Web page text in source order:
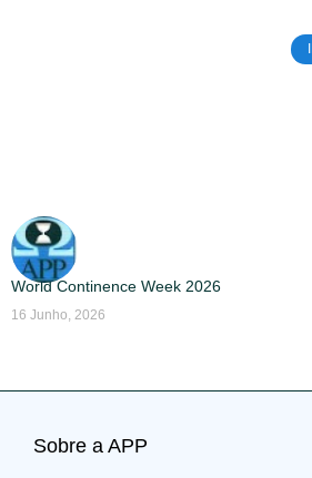
World Continence Week 2026
16 Junho, 2026
Sobre a APP